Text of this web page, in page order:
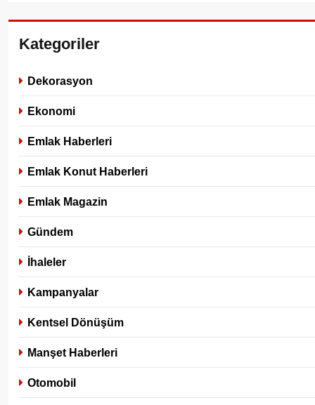
Kategoriler
Dekorasyon
Ekonomi
Emlak Haberleri
Emlak Konut Haberleri
Emlak Magazin
Gündem
İhaleler
Kampanyalar
Kentsel Dönüşüm
Manşet Haberleri
Otomobil